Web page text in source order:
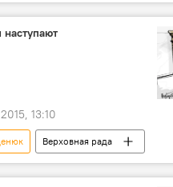
Общество
футбол
13:10
Верховная рада
драка